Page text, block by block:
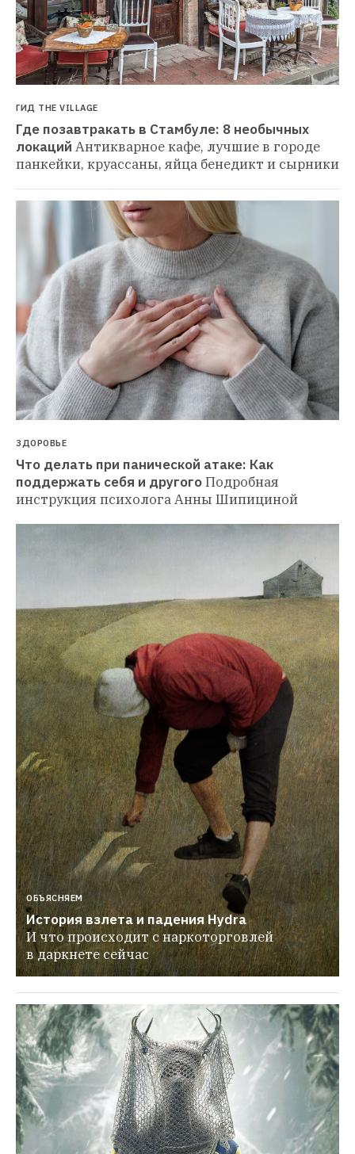
ГИД THE VILLAGE
Где позавтракать в Стамбуле: 8 необычных
локаций Антикварное кафе, лучшие в городе
панкейки, круассаны, яйца бенедикт и сырники
ЗДОРОВЬЕ
Что делать при панической атаке: Как
поддержать себя и другогоПодробная
инструкция психолога Анны Шипициной
ОБЪЯСНЯЕМ
История взлета и падения Hydra
И что происходит с наркоторговлей
в даркнете сейчас